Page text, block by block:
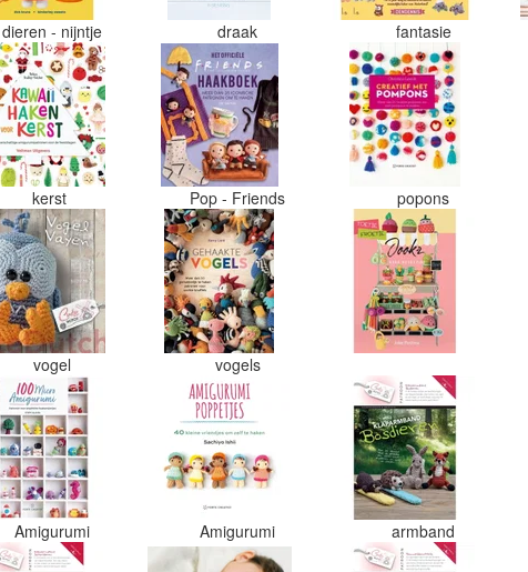
dieren - nijntje draak fantasie
kerst Pop - Friends popons
vogel vogels
Amigurumi Amigurumi armband